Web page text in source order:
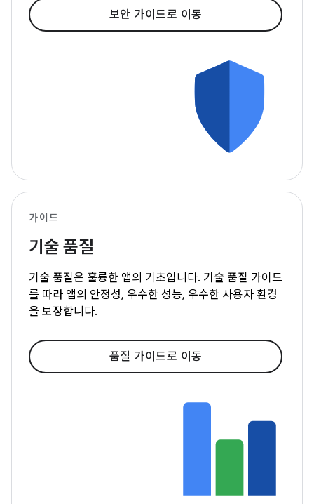
보안 가이드로 이동
가이드
기술 품질
기술 품질은 훌륭한 앱의 기초입니다. 기술 품질 가이드
를 따라 앱의 안정성, 우수한 성능, 우수한 사용자 환경
을 보장합니다.
품질 가이드로 이동